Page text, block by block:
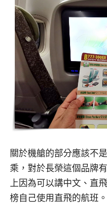
關於機艙的部分應該不
乘，對於長榮這個品牌
上因為可以講中文、直
榜自己使用直飛的航班